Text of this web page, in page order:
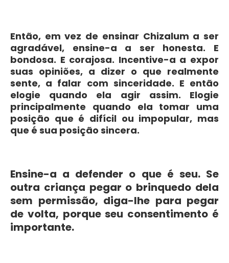
Então, em vez de ensinar Chizalum a ser
agradável, ensine-a a ser honesta. E
bondosa. E corajosa. Incentive-a a expor
suas opiniões, a dizer o que realmente
sente, a falar com sinceridade. E então
elogie quando ela agir assim. Elogie
principalmente quando ela tomar uma
posição que é difícil ou impopular, mas
que é sua posição sincera.
Ensine-a a defender o que é seu. Se
outra criança pegar o brinquedo dela
sem permissão, diga-lhe para pegar
de volta, porque seu consentimento é
importante.